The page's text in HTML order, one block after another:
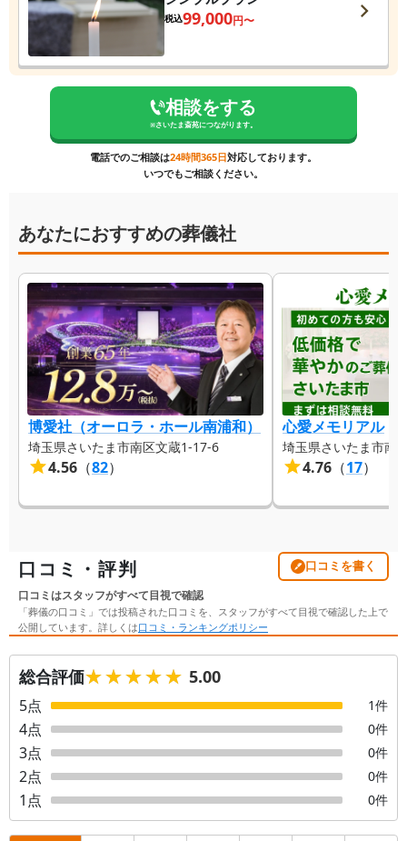
税込99,000円〜
相談をする
※さいたま斎苑につながります。
電話でのご相談は24時間365日対応しております。
いつでもご相談ください。
あなたにおすすめの葬儀社
博愛社（オーロラ・ホール南浦和）
埼玉県さいたま市南区文蔵1-17-6
4.56 （82）
心愛メモリアル
埼玉県さいたま市南
4.76 （17）
口コミ・評判 口コミを書く
口コミはスタッフがすべて目視で確認
「葬儀の口コミ」では投稿された口コミを、スタッフがすべて目視で確認した上で
公開しています。詳しくは口コミ・ランキングポリシー
総合評価★★★★★
★★★★★ 5.00
5点 1件
4点 0件
3点 0件
2点 0件
1 点 0件